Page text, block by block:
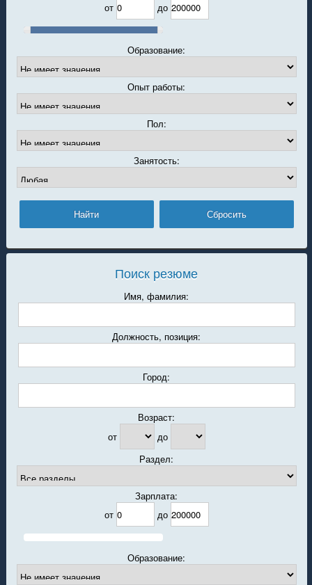
от до
Образование:
Опыт работы:
Пол:
Занятость:
Поиск резюме
Имя, фамилия:
Должность, позиция:
Город:
Возраст:
от
до
Раздел:
Зарплата:
от
до
Образование: